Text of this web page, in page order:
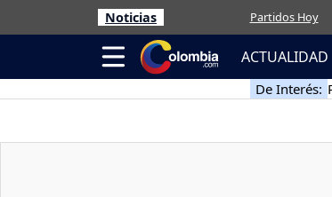
Noticias Partidos Hoy
ACTUALIDAD
De Interés: